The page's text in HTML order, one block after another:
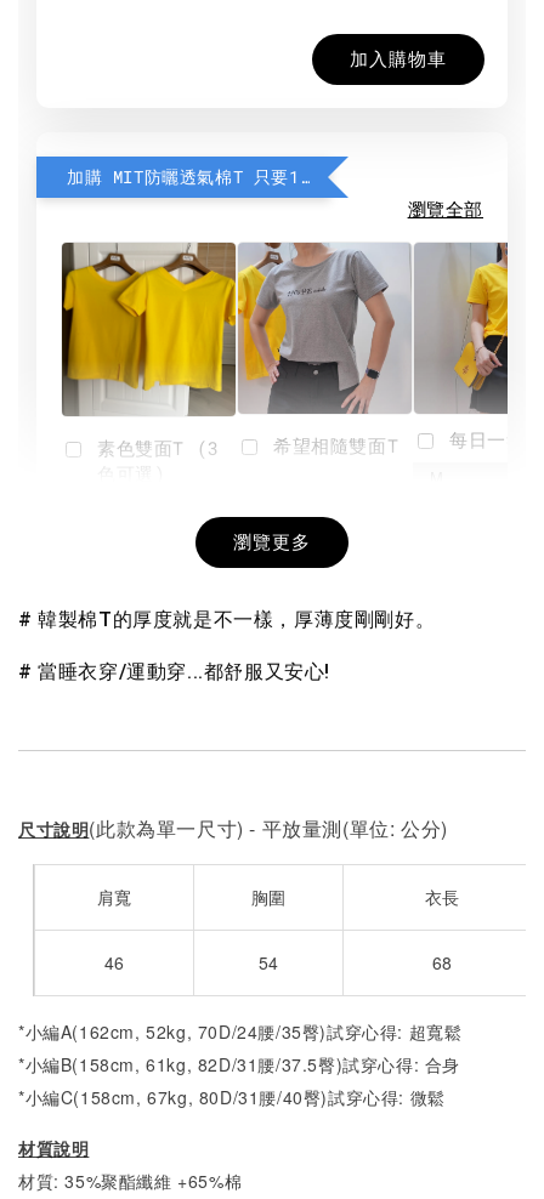
加入購物車
加購 MIT防曬透氣棉T 只要190元
瀏覽全部
素色雙面T (3
+
希望相隨雙面T
NT$ 190
-
每日一笑
瀏覽更多
# 韓製棉T的厚度就是不一樣，厚薄度剛剛好。
# 當睡衣穿/運動穿...都舒服又安心!
尺寸說明(此款為單一尺寸) - 平放量測(單位: 公分)
肩寬 胸圍 衣長
46 54 68
*小編A(162cm, 52kg, 70D/24腰/35臀)試穿心得: 超寬鬆
*小編B(158cm, 61kg, 82D/31腰/37.5臀)試穿心得: 合身
*小編C(158cm, 67kg, 80D/31腰/40臀)試穿心得: 微鬆
材質說明
材質: 35%聚酯纖維 +65%棉